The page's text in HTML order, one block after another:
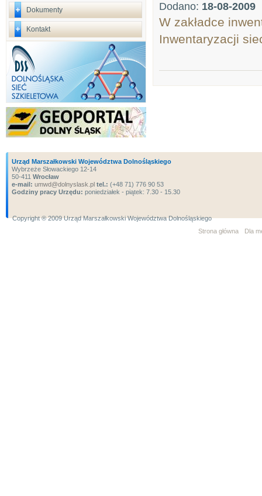
Dokumenty
Kontakt
Dodano: 18-08-2009
W zakładce
Inwentaryzacji
Urząd Marszałkowski Województwa Dolnośląskiego
Wybrzeże Słowackiego 12-14
50-411 Wrocław
e-mail: umwd@dolnyslask.pl tel.: (+48 71) 776 90 53
Godziny pracy Urzędu: poniedziałek - piątek: 7.30 - 15.30
Copyright ® 2009 Urząd Marszałkowski Województwa Dolnośląskiego
Strona główna
Dla